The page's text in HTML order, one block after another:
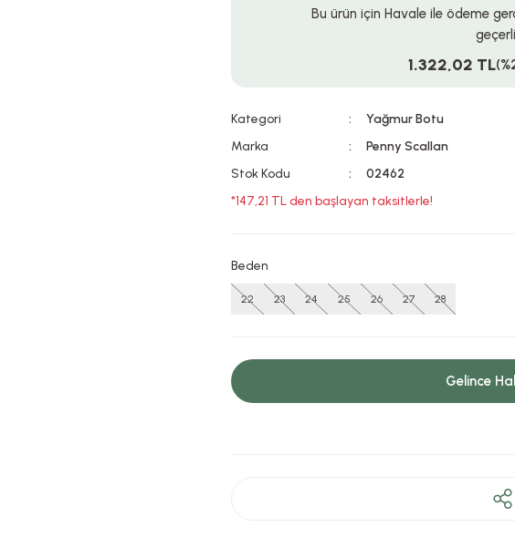
Bu ürün için Havale ile ödeme
1.322,02 TL
Kategori
Yağmur Botu
Marka
Penny Scallan
Stok Kodu
02462
*147,21 TL den başlayan taksitlerle!
Beden
22 23 24 25 26 27 28
Gelince